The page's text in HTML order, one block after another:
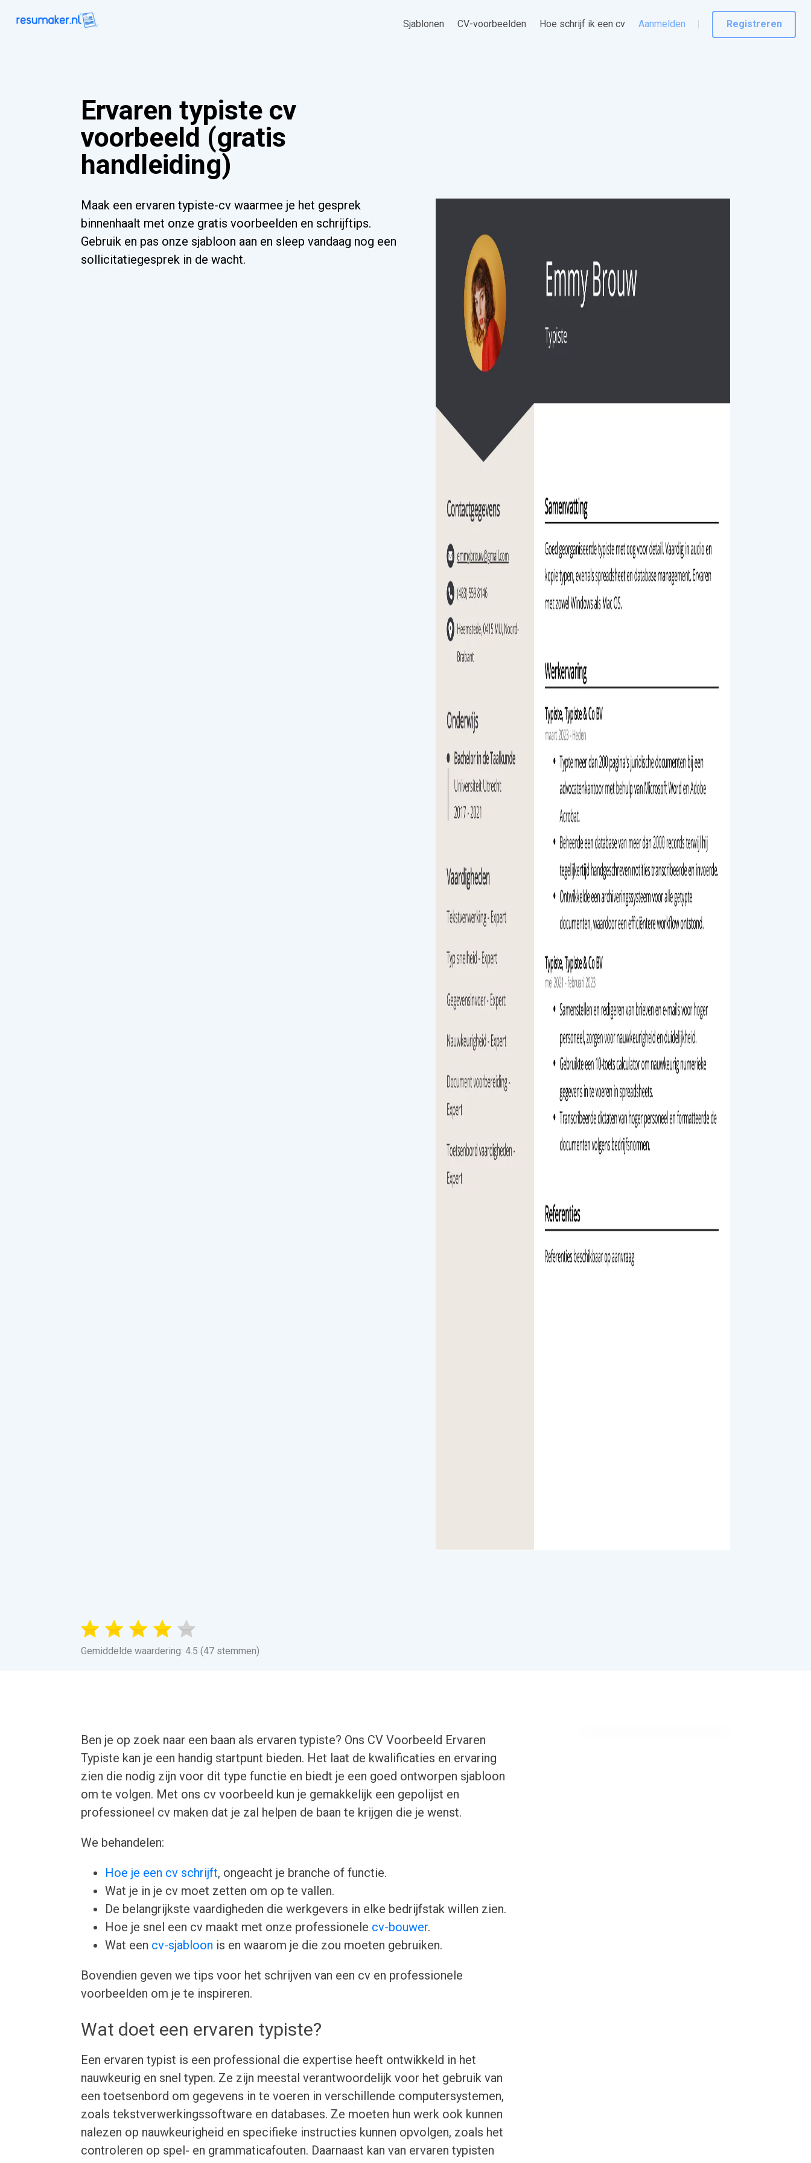
Sjablonen CV-voorbeelden Hoe schrijf ik een cv Aanmelden Registreren
Ervaren typiste cv
voorbeeld (gratis
handleiding)
Maak een ervaren typiste-cv waarmee je het gesprek
binnenhaalt met onze gratis voorbeelden en schrijftips.
Gebruik en pas onze sjabloon aan en sleep vandaag nog een
sollicitatiegesprek in de wacht.
Gemiddelde waardering: 4.5 (47 stemmen)
Ben je op zoek naar een baan als ervaren typiste? Ons CV Voorbeeld Ervaren
Typiste kan je een handig startpunt bieden. Het laat de kwalificaties en ervaring
zien die nodig zijn voor dit type functie en biedt je een goed ontworpen sjabloon
om te volgen. Met ons cv voorbeeld kun je gemakkelijk een gepolijst en
professioneel cv maken dat je zal helpen de baan te krijgen die je wenst.
We behandelen:
Hoe je een cv schrijft, ongeacht je branche of functie.
Wat je in je cv moet zetten om op te vallen.
De belangrijkste vaardigheden die werkgevers in elke bedrijfstak willen zien.
Hoe je snel een cv maakt met onze professionele cv-bouwer.
Wat een cv-sjabloon is en waarom je die zou moeten gebruiken.
Bovendien geven we tips voor het schrijven van een cv en professionele
voorbeelden om je te inspireren.
Wat doet een ervaren typiste?
Een ervaren typist is een professional die expertise heeft ontwikkeld in het
nauwkeurig en snel typen. Ze zijn meestal verantwoordelijk voor het gebruik van
een toetsenbord om gegevens in te voeren in verschillende computersystemen,
zoals tekstverwerkingssoftware en databases. Ze moeten hun werk ook kunnen
nalezen op nauwkeurigheid en specifieke instructies kunnen opvolgen, zoals het
controleren op spel- en grammaticafouten. Daarnaast kan van ervaren typisten